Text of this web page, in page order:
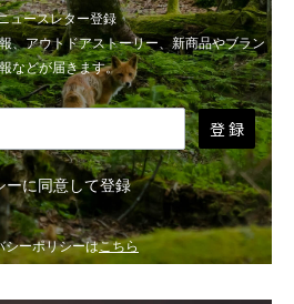
ュースレター登録
、アウトドアストーリー、新商品やブラン
などが届きます。
登 録
ーに同意して登録
シーポリシーはこちら